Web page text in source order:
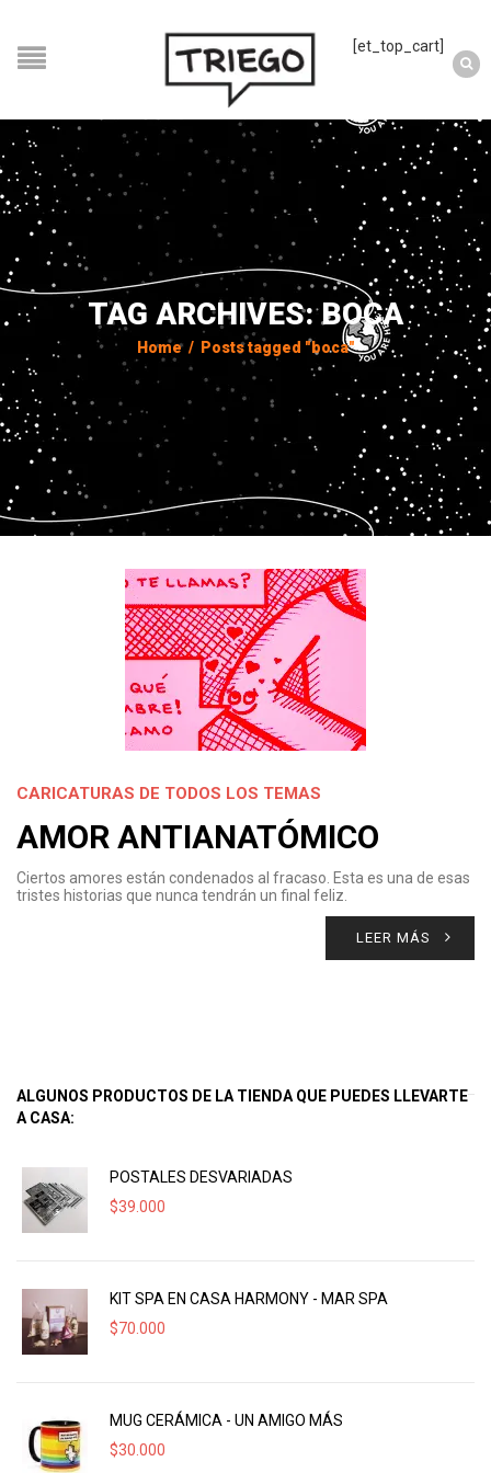
[et_top_cart]
TAG ARCHIVES: BOCA
Home / Posts tagged "boca"
CARICATURAS DE TODOS LOS TEMAS
AMOR ANTIANATÓMICO
Ciertos amores están condenados al fracaso. Esta es una de esas
tristes historias que nunca tendrán un final feliz.
LEER MÁS
ALGUNOS PRODUCTOS DE LA TIENDA QUE PUEDES LLEVARTE
A CASA:
POSTALES DESVARIADAS
$39.000
KIT SPA EN CASA HARMONY - MAR SPA
$70.000
MUG CERÁMICA - UN AMIGO MÁS
$30.000